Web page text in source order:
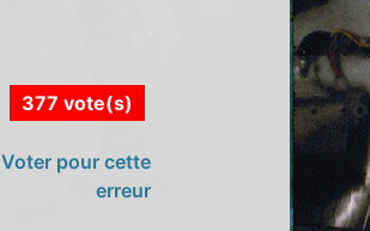
377 vote(s)
Voter pour cette
erreur